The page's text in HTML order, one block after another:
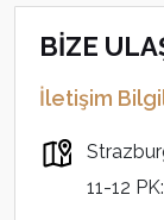
BİZE
İletişim
11-12